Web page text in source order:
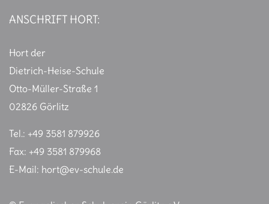
ANSCHRIFT HORT:
Hort der
Dietrich-Heise-Schule
Otto-Müller-Straße 1
02826 Görlitz
Tel.: +49 3581 879926
Fax: +49 3581 879968
E-Mail: hort@ev-schule.de